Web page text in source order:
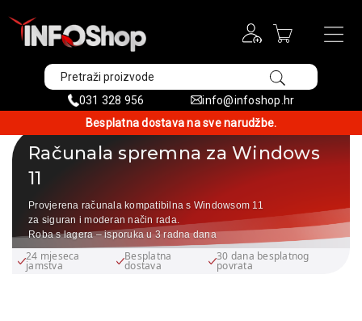
031 328 956
info@infoshop.hr
Besplatna dostava na sve narudžbe.
Računala spremna za Windows
11
Provjerena računala kompatibilna s Windowsom 11
za siguran i moderan način rada.
Roba s lagera – isporuka u 3 radna dana
24 mjeseca
jamstva
Besplatna
dostava
30 dana besplatnog
povrata